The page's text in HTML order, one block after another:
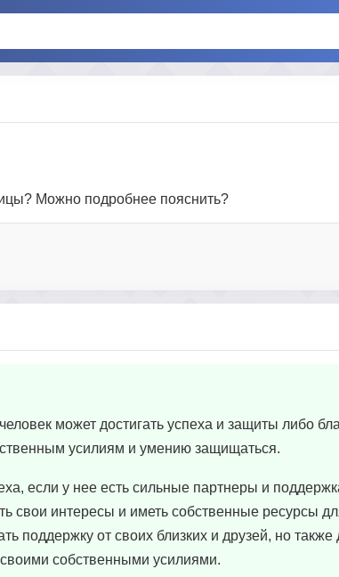
Можно подробнее пояснить?
может достигать успеха и защиты либо
усилиям и умению защищаться.
если у нее есть сильные партнеры и
свои интересы и иметь собственные ресурсы
поддержку от своих близких и друзей, но
собственными усилиями.